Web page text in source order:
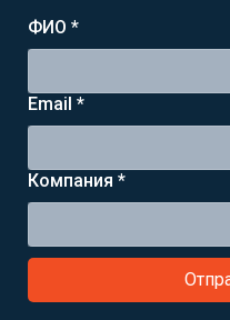
ФИО *
Email *
Компания *